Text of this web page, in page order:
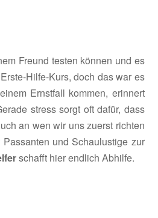
Freund testen können und es
Hilfe-Kurs, doch das war es
Ernstfall kommen, erinnert
stress sorgt oft dafür, dass
an wen wir uns zuerst richten
und Schaulustige zur
schafft hier endlich Abhilfe.